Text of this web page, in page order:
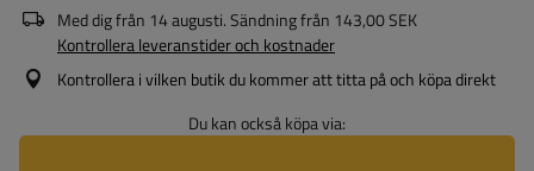
Med dig från 14 augusti. Sändning från 143,00 SEK
Kontrollera leveranstider och kostnader
Kontrollera i vilken butik du kommer att titta på och köpa direkt
Du kan också köpa via: